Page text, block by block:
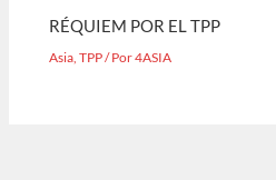
RÉQUIEM POR EL TPP
Asia ,TPP/ Por4ASIA